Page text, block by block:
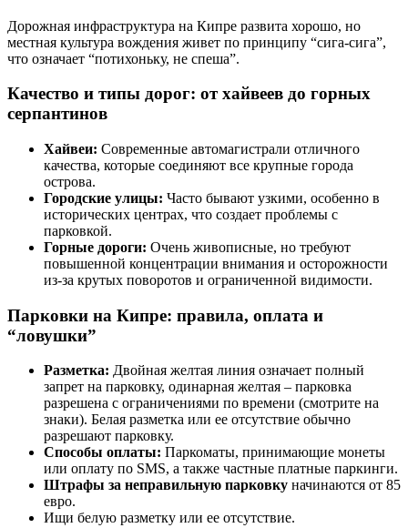
Дорожная инфраструктура на Кипре развита хорошо, но
местная культура вождения живет по принципу “сига-сига”,
что означает “потихоньку, не спеша”.
Качество и типы дорог: от хайвеев до горных
серпантинов
Хайвеи: Современные автомагистрали отличного
качества, которые соединяют все крупные города
острова.
Городские улицы: Часто бывают узкими, особенно в
исторических центрах, что создает проблемы с
парковкой.
Горные дороги: Очень живописные, но требуют
повышенной концентрации внимания и осторожности
из-за крутых поворотов и ограниченной видимости.
Парковки на Кипре: правила, оплата и
“ловушки”
Разметка: Двойная желтая линия означает полный
запрет на парковку, одинарная желтая – парковка
разрешена с ограничениями по времени (смотрите на
знаки). Белая разметка или ее отсутствие обычно
разрешают парковку.
Способы оплаты: Паркоматы, принимающие монеты
или оплату по SMS, а также частные платные паркинги.
Штрафы за неправильную парковку начинаются от 85
евро.
Ищи белую разметку или ее отсутствие.